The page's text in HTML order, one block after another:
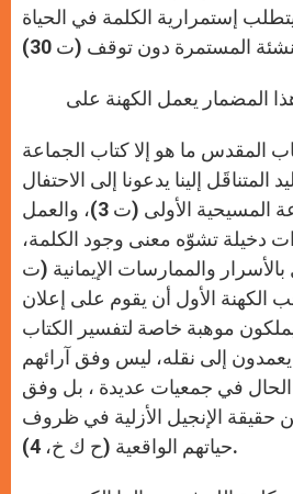
إستمرارية الكلمة في الحياة
المضمار يعمل الكهنة على
المقدس ما هو إلا كتاب الجماعة
المتناقَل إلينا يدعونا إلى الاحتفال
بكلمة الله مثل الجماعة المسيحية الأولى (ت 3)، والعمل
دخيلة تشوّه معنى وجود الكلمة،
والممارسات الإيمانية (ت
الكهنة الأول أن يقوم على إعلان
موهبة خاصة لتفسير الكتاب
إلى نقله، ليس وفق آرائهم
في جمعيات عديدة ، بل وفق
حقيقة الإنجيل الأزلية في ظروف
حياتهم الواقعية (ح ك خ، 4).